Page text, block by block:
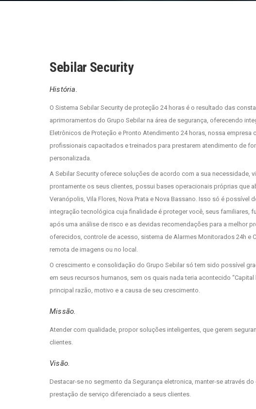
Sebilar Security
História.
O Sistema Sebilar Security de proteção 24 horas é o resultado das
aprimoramentos do Grupo Sebilar na área de segurança, oferecendo
Eletrônicos de Proteção e Pronto Atendimento 24 horas, nossa empresa
profissionais capacitados e treinados para prestarem atendimento de
personalizada.
A Sebilar Security oferece soluções de acordo com a sua necessidade,
prontamente os seus clientes, possui bases operacionais próprias que
Veranópolis, Vila Flores, Nova Prata e Nova Bassano. Isso só é possível
integração tecnológica cuja finalidade é proteger você, seus familiares,
após uma análise de risco e as devidas recomendações para a melhor
oferecidos, controle de acesso, sistema de Alarmes Monitorados 24h e
remota de imagens ou no local.
O crescimento e consolidação do Grupo Sebilar só tem sido possível
em seus recursos humanos, sem os quais nada teria acontecido “Capital
principal razão, motivo e a causa de seu crescimento.
Missão.
Atender com qualidade, propor soluções inteligentes, que gerem
clientes.
Visão.
Destacar-se no segmento da Segurança eletronica, manter-se através
prestação de serviço diferenciado a seus clientes.